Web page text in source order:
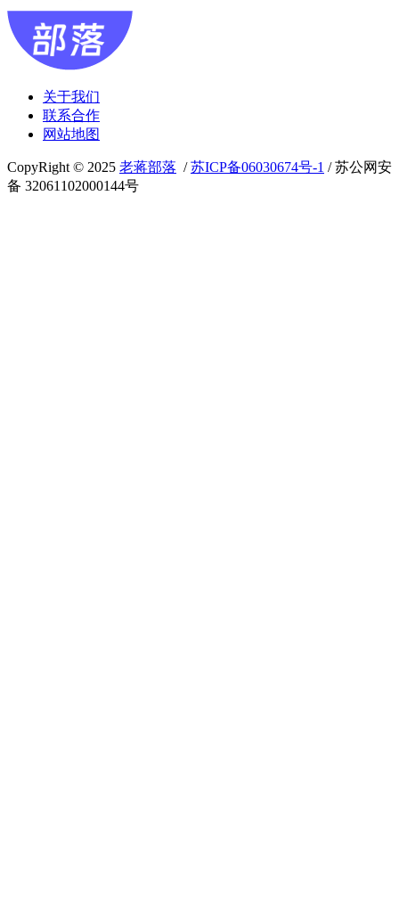
关于我们
联系合作
网站地图
CopyRight © 2025 老蒋部落 /苏ICP备06030674号-1 / 苏公网安
备 32061102000144号